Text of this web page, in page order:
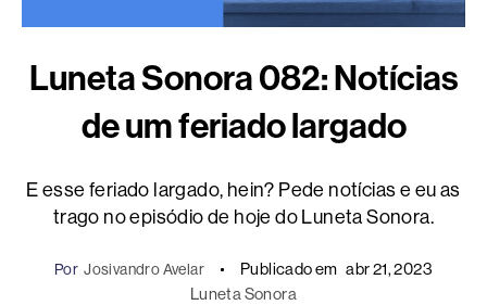
Luneta Sonora 082: Notícias
de um feriado largado
E esse feriado largado, hein? Pede notícias e eu as
trago no episódio de hoje do Luneta Sonora.
Por Josivandro Avelar Publicado em abr 21, 2023
Luneta Sonora